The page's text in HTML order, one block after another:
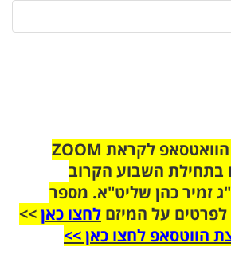
הצטרפו לקבוצת הוואטסאפ לקראת ZOOM
השבוע הקרוב
זמיר כהן שליט"א. מספר
על המיזם לחצו כאן>>
הווטסאפ לחצו כאן >>